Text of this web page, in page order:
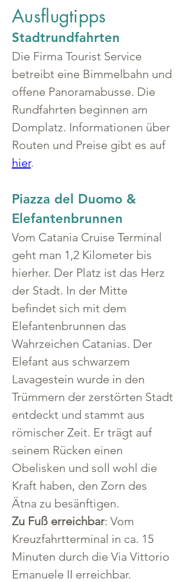
Ausflugtipps
Stadtrundfahrten
Die Firma Tourist Service
betreibt eine Bimmelbahn und
offene Panoramabusse. Die
Rundfahrten beginnen am
Domplatz. Informationen über
Routen und Preise gibt es auf
hier.
Piazza del Duomo &
Elefantenbrunnen
Vom Catania Cruise Terminal
geht man 1,2 Kilometer bis
hierher. Der Platz ist das Herz
der Stadt. In der Mitte
befindet sich mit dem
Elefantenbrunnen das
Wahrzeichen Catanias. Der
Elefant aus schwarzem
Lavagestein wurde in den
Trümmern der zerstörten Stadt
entdeckt und stammt aus
römischer Zeit. Er trägt auf
seinem Rücken einen
Obelisken und soll wohl die
Kraft haben, den Zorn des
Ätna zu besänftigen.
Zu Fuß erreichbar: Vom
Kreuzfahrtterminal in ca. 15
Minuten durch die Via Vittorio
Emanuele II erreichbar.